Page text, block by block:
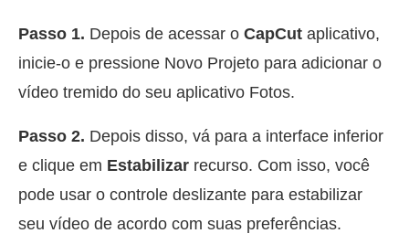
Passo 1. Depois de acessar o CapCut aplicativo,
inicie-o e pressione Novo Projeto para adicionar o
vídeo tremido do seu aplicativo Fotos.
Passo 2. Depois disso, vá para a interface inferior
e clique em Estabilizar recurso. Com isso, você
pode usar o controle deslizante para estabilizar
seu vídeo de acordo com suas preferências.